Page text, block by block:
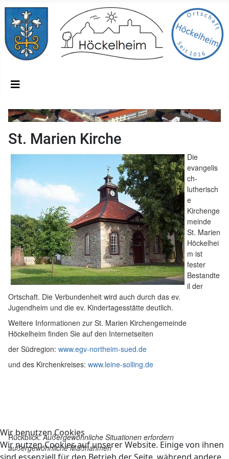
St. Marien Kirche
Die
evangelis
ch-
lutherisch
e
Kirchenge
meinde
St. Marien
Höckelhei
m ist
fester
Bestandte
il der
Ortschaft. Die Verbundenheit wird auch durch das ev.
Jugendheim und die ev. Kindertagesstätte deutlich.
Weitere Informationen zur St. Marien Kirchengemeinde
Höckelheim finden Sie auf den Internetseiten
der Südregion: www.egv-northeim-sued.de
und des Kirchenkreises: www.leine-solling.de
Rückblick:Außergewöhnliche Situationen erfordern
außergewöhnliche Maßnahmen
Wir benutzen Cookies
Wir nutzen Cookies auf unserer Website. Einige von ihnen